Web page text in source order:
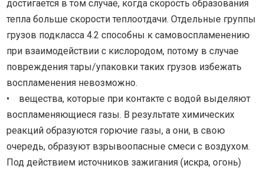
достигается в том случае, когда скорость образования
тепла больше скорости теплоотдачи. Отдельные группы
грузов подкласса 4.2 способны к самовоспламенению
при взаимодействии с кислородом, потому в случае
повреждения тары/упаковки таких грузов избежать
воспламенения невозможно.
• вещества, которые при контакте с водой выделяют
воспламеняющиеся газы. В результате химических
реакций образуются горючие газы, а они, в свою
очередь, образуют взрывоопасные смеси с воздухом.
Под действием источников зажигания (искра, огонь)